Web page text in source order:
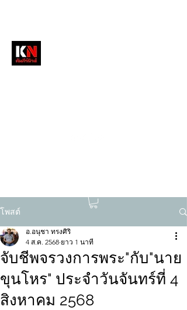
โพสต์
จับชีพจรวงการพระ"กับ"นาย
ขุนโหร" ประจำวันจันทร์ที่ 4
สิงหาคม 2568
อ.อนุชา ทรงศิริ
4 ส.ค. 2568 ยาว 1 นาที